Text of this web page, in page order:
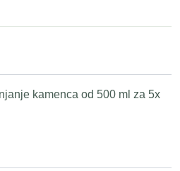
kamenca od 500 ml za 5x